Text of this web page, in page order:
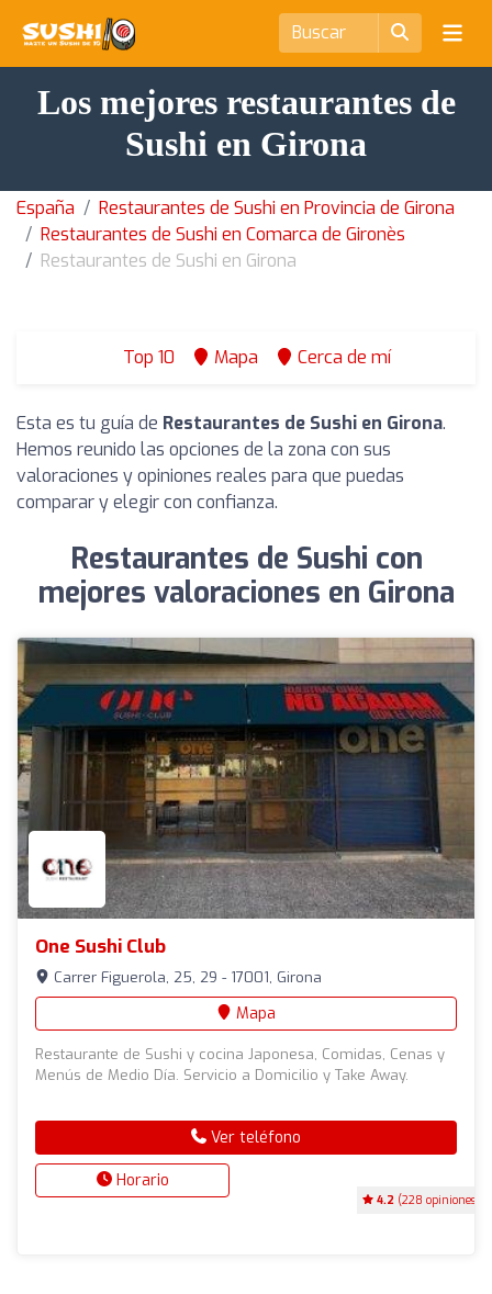
Los mejores restaurantes de
Sushi en Girona
España
Restaurantes de Sushi en Provincia de Girona
Restaurantes de Sushi en Comarca de Gironès
Restaurantes de Sushi en Girona
Top 10 Mapa Cerca de mí
Esta es tu guía de Restaurantes de Sushi en Girona.
Hemos reunido las opciones de la zona con sus
valoraciones y opiniones reales para que puedas
comparar y elegir con confianza.
Restaurantes de Sushi con
mejores valoraciones en Girona
One Sushi Club
4.2 (228 opiniones)
Carrer Figuerola, 25, 29 - 17001, Girona
Mapa
Restaurante de Sushi y cocina Japonesa, Comidas, Cenas y
Menús de Medio Día. Servicio a Domicilio y Take Away.
Ver teléfono
Horario